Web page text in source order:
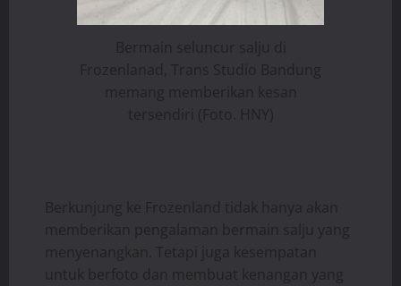
Bermain seluncur salju di
Frozenlanad, Trans Studio Bandung
memang memberikan kesan
tersendiri (Foto. HNY)
Berkunjung ke Frozenland tidak hanya akan
memberikan pengalaman bermain salju yang
menyenangkan. Tetapi juga kesempatan
untuk berfoto dan membuat kenangan yang